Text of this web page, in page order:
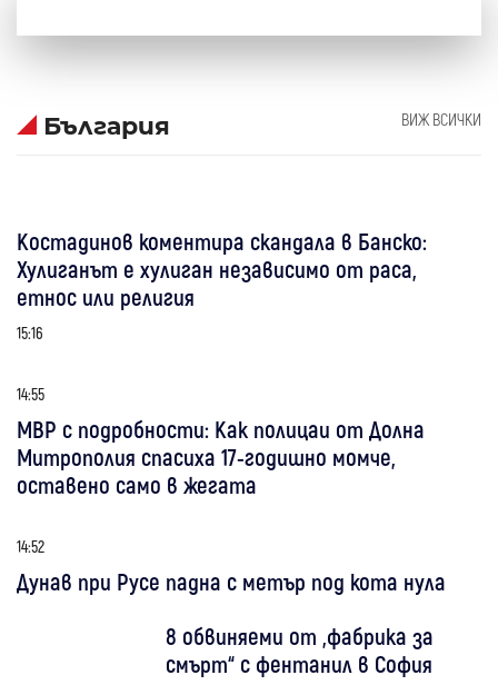
България ВИЖ ВСИЧКИ
Костадинов коментира скандала в Банско:
Хулиганът е хулиган независимо от раса,
етнос или религия
15:16
14:55
МВР с подробности: Как полицаи от Долна
Митрополия спасиха 17-годишно момче,
оставено само в жегата
14:52
Дунав при Русе падна с метър под кота нула
8 обвиняеми от „фабрика за
смърт“ с фентанил в София